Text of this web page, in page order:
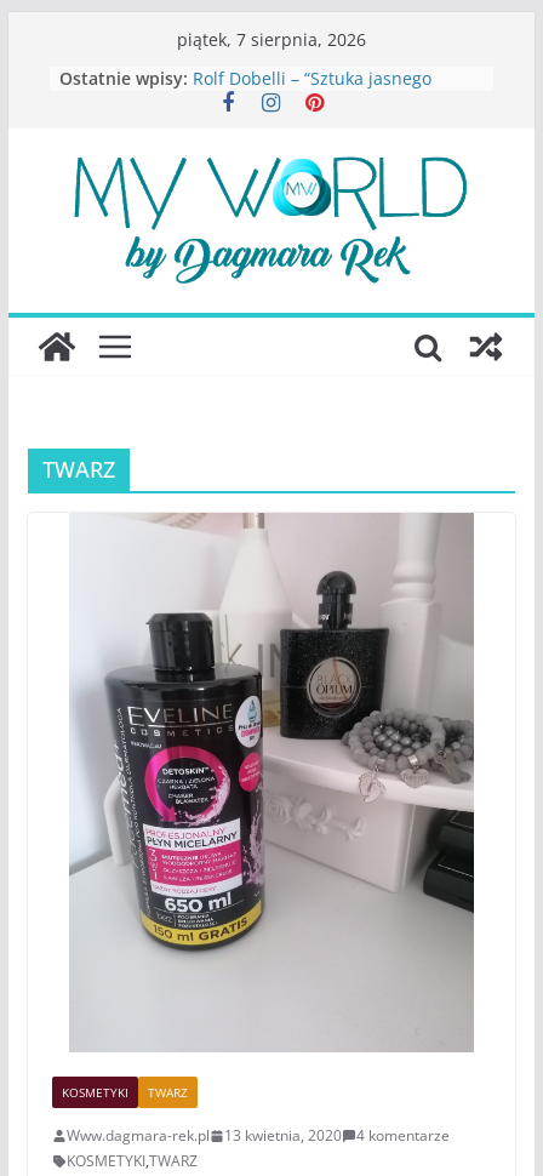
piątek, 7 sierpnia, 2026
Ostatnie wpisy: Rolf Dobelli – “Sztuka jasnego
myślenia”
Konstancina. Sekrety seksbiznesu”
Katarzyna Lewandowicz – Zanim
straciliśmy siebie
Judith Joseph – “Wysoko
funkcjonująca depresja”
S.Wynn-Williams – “Bezwzględni. O
największego portalu
TWARZ
KOSMETYKI TWARZ
Www.dagmara-rek.pl 13 kwietnia, 2020
4 komentarze
KOSMETYKI,TWARZ